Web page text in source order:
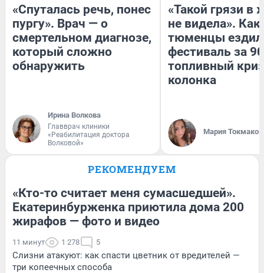
«Спуталась речь, понес
пургу». Врач — о
смертельном диагнозе,
который сложно
обнаружить
Ирина Волкова
Главврач клиники
«Реабилитация доктора
Волковой»
«Такой грязи в
не видела». Как
тюменцы
фестиваль за
топливный
колонка
Мария
РЕКОМЕНДУЕМ
«Кто-то считает меня сумасшедшей».
Екатеринбурженка приютила дома 200
жирафов — фото и видео
11 минут 1 278 5
Слизни атакуют: как спасти цветник от вредителей —
три копеечных способа